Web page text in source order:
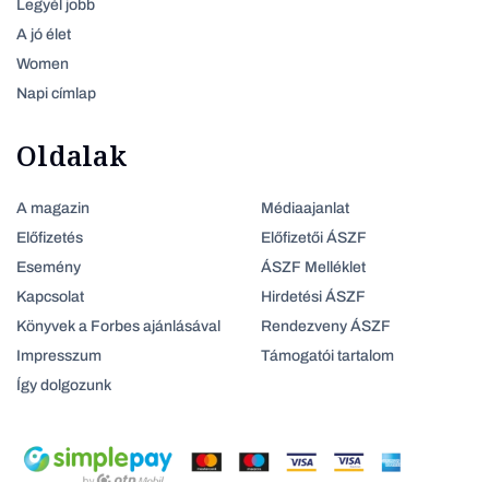
Legyél jobb
A jó élet
Women
Napi címlap
Oldalak
A magazin
Előfizetés
Esemény
Kapcsolat
Könyvek a Forbes ajánlásával
Impresszum
Így dolgozunk
Médiaajanlat
Előfizetői ÁSZF
ÁSZF Melléklet
Hirdetési ÁSZF
Rendezveny ÁSZF
Támogatói tartalom